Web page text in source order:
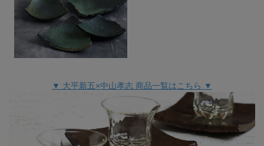
▼ 大平新五×中山孝志 商品一覧はこちら ▼